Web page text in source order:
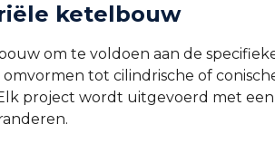
ketelbouw
om te voldoen aan de
tot cilindrische of
project wordt uitgevoerd met een